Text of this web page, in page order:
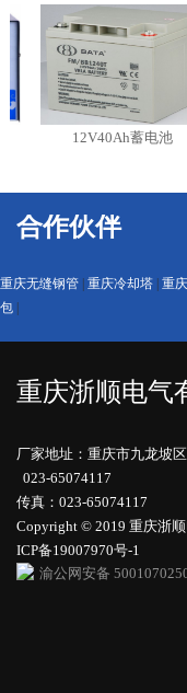
12V40Ah蓄电池
合作伙伴
重庆无缝钢管 | 重庆冷却塔 | 重
包 |
重庆浙顺电气
厂家地址：重庆市九龙坡
023-65074117
传真：023-65074117
Copyright © 2019 重庆浙
ICP备19007970号-1
渝公网安备